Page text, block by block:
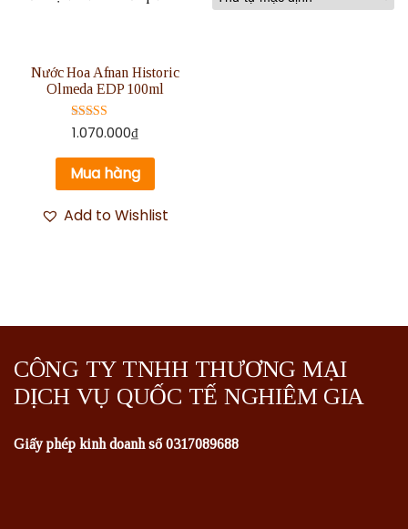
Nước Hoa Afnan Historic
Olmeda EDP 100ml
Được xếp
hạng
5 sao
1.070.000₫
Mua hàng
Add to Wishlist
CÔNG TY TNHH THƯƠNG MẠI
DỊCH VỤ QUỐC TẾ NGHIÊM GIA
Giấy phép kinh doanh số 0317089688